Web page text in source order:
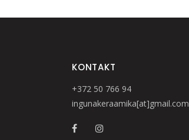
KONTAKT
+372 50 766 94
ingunakeraamika[at]gmail.com